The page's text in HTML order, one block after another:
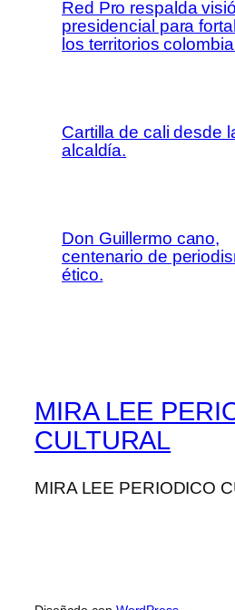
Red Pro respalda
presidencial para
los territorios
Cartilla de cali desde
alcaldía.
Don Guillermo cano,
centenario de
ético.
MIRA LEE
CULTURAL
MIRA LEE PERIODICO